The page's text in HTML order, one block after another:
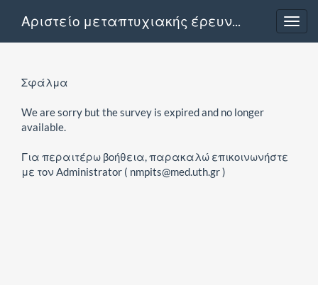
Σφάλμα
We are sorry but the survey is expired and no longer
available.
Για περαιτέρω βοήθεια, παρακαλώ επικοινωνήστε
με τον Administrator ( nmpits@med.uth.gr )